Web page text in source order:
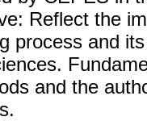
Reflect the
process and
and the